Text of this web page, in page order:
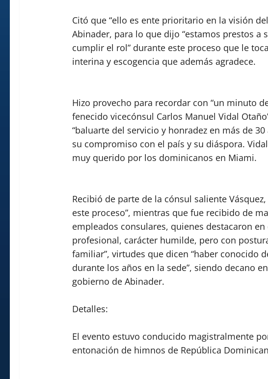
Citó que “ello es ente prioritario en la visión
Abinader, para lo que dijo “estamos prestos a
cumplir el rol” durante este proceso que le
interina y escogencia que además agradece.
Hizo provecho para recordar con “un minuto
fenecido vicecónsul Carlos Manuel Vidal
“baluarte del servicio y honradez en más de
su compromiso con el país y su diáspora.
muy querido por los dominicanos en Miami.
Recibió de parte de la cónsul saliente
este proceso”, mientras que fue recibido de
empleados consulares, quienes destacaron en
profesional, carácter humilde, pero con
familiar”, virtudes que dicen “haber conocido
durante los años en la sede”, siendo decano
gobierno de Abinader.
Detalles:
El evento estuvo conducido magistralmente
entonación de himnos de República